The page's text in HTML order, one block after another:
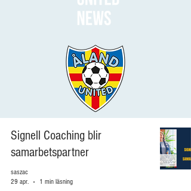
Signell Coaching blir
samarbetspartner
saszac
29 apr.
1 min läsning